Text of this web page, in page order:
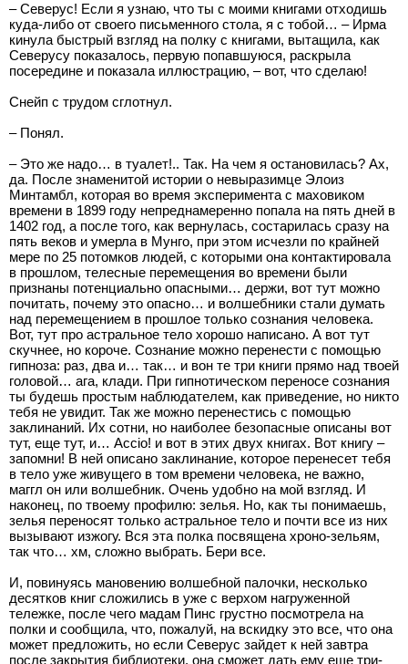
– Северус! Если я узнаю, что ты с моими книгами отходишь
куда-либо от своего письменного стола, я с тобой… – Ирма
кинула быстрый взгляд на полку с книгами, вытащила, как
Северусу показалось, первую попавшуюся, раскрыла
посередине и показала иллюстрацию, – вот, что сделаю!
Снейп с трудом сглотнул.
– Понял.
– Это же надо… в туалет!.. Так. На чем я остановилась? Ах,
да. После знаменитой истории о невыразимце Элоиз
Минтамбл, которая во время эксперимента с маховиком
времени в 1899 году непреднамеренно попала на пять дней в
1402 год, а после того, как вернулась, состарилась сразу на
пять веков и умерла в Мунго, при этом исчезли по крайней
мере по 25 потомков людей, с которыми она контактировала
в прошлом, телесные перемещения во времени были
признаны потенциально опасными… держи, вот тут можно
почитать, почему это опасно… и волшебники стали думать
над перемещением в прошлое только сознания человека.
Вот, тут про астральное тело хорошо написано. А вот тут
скучнее, но короче. Сознание можно перенести с помощью
гипноза: раз, два и… так… и вон те три книги прямо над твоей
головой… ага, клади. При гипнотическом переносе сознания
ты будешь простым наблюдателем, как приведение, но никто
тебя не увидит. Так же можно перенестись с помощью
заклинаний. Их сотни, но наиболее безопасные описаны вот
тут, еще тут, и… Accio! и вот в этих двух книгах. Вот книгу –
запомни! В ней описано заклинание, которое перенесет тебя
в тело уже живущего в том времени человека, не важно,
маггл он или волшебник. Очень удобно на мой взгляд. И
наконец, по твоему профилю: зелья. Но, как ты понимаешь,
зелья переносят только астральное тело и почти все из них
вызывают изжогу. Вся эта полка посвящена хроно-зельям,
так что… хм, сложно выбрать. Бери все.
И, повинуясь мановению волшебной палочки, несколько
десятков книг сложились в уже с верхом нагруженной
тележке, после чего мадам Пинс грустно посмотрела на
полки и сообщила, что, пожалуй, на вскидку это все, что она
может предложить, но если Северус зайдет к ней завтра
после закрытия библиотеки, она сможет дать ему еще три-